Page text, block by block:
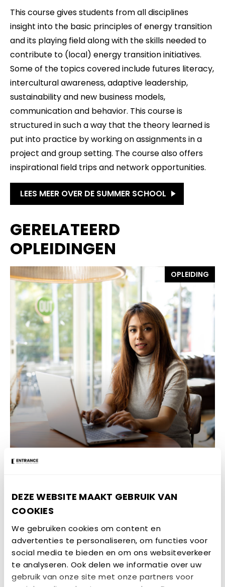
DEZE WEBSITE MAAKT GEBRUIK VAN
COOKIES
We gebruiken cookies om content en
advertenties te personaliseren, om functies voor
social media te bieden en om ons websiteverkeer
te analyseren. Ook delen we informatie over uw
gebruik van onze site met onze partners voor
This course gives students from all disciplines
insight into the basic principles of energy transition
and its playing field along with the skills needed to
contribute to (local) energy transition initiatives.
Some of the topics covered include futures literacy,
intercultural awareness, adaptive leadership,
sustainability and new business models,
communication and behavior. This course is
structured in such a way that the theory learned is
put into practice by working on assignments in a
project and group setting. The course also offers
inspirational field trips and network opportunities.
LEES MEER OVER DE SUMMER SCHOOL
GERELATEERD
OPLEIDINGEN
OPLEIDING